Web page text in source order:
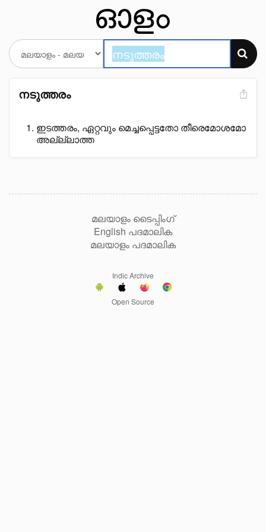
നടുത്തരം
ഇടത്തരം, ഏറ്റവും മെച്ചപ്പെട്ടതോ തീരെമോശമോ
അല്ല്ലാത്ത
മലയാളം ടൈപ്പിംഗ്
English പദമാലിക
മലയാളം പദമാലിക
Indic Archive
Open Source